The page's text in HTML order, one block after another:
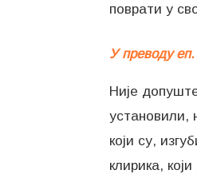
поврати у
У преводу
Није
установили,
који су,
клирика,